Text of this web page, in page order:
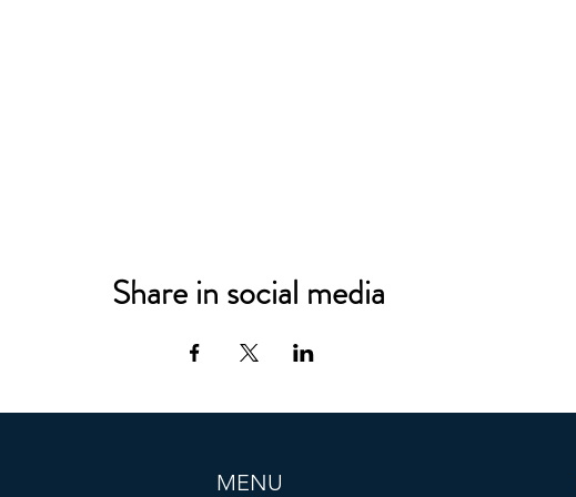
Share in social media
MENU